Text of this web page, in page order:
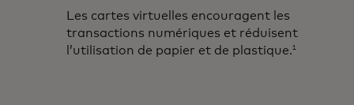
Les cartes virtuelles encouragent les
transactions numériques et réduisent
l’utilisation de papier et de plastique.1